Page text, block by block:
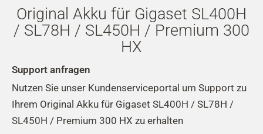
Original Akku für Gigaset SL400H
/ SL78H / SL450H / Premium 300
HX
Support anfragen
Nutzen Sie unser Kundenserviceportal um Support zu
Ihrem Original Akku für Gigaset SL400H / SL78H /
SL450H / Premium 300 HX zu erhalten